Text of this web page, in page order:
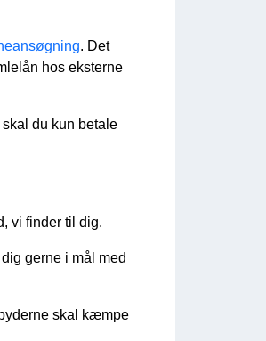
. Det
hos eksterne
du kun betale
vi finder til dig.
gerne i mål med
skal kæmpe